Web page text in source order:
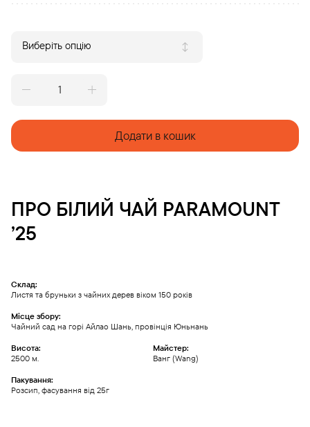
Виберіть опцію
Додати в кошик
ПРО БІЛИЙ ЧАЙ PARAMOUNT
’25
Склад:
Листя та бруньки з чайних дерев віком 150 років
Місце збору:
Чайний сад на горі Айлао Шань, провінція Юньнань
Висота:
2500 м.
Майстер:
Ванг (Wang)
Пакування:
Розсип, фасування від 25г